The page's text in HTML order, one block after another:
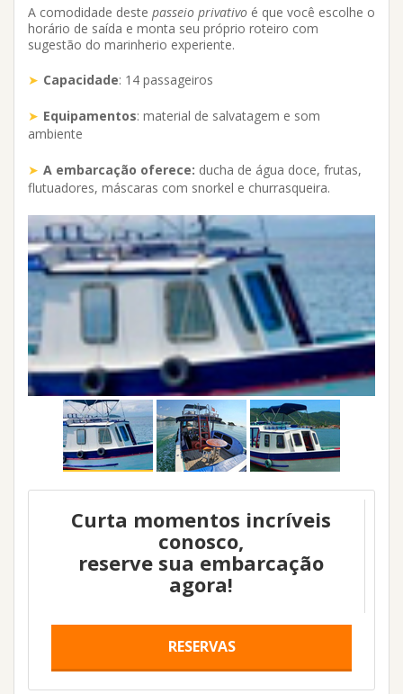
A comodidade deste passeio privativo é que você escolhe o
horário de saída e monta seu próprio roteiro com
sugestão do marinherio experiente.
Capacidade: 14 passageiros
Equipamentos: material de salvatagem e som
ambiente
A embarcação oferece: ducha de água doce, frutas,
flutuadores, máscaras com snorkel e churrasqueira.
Curta momentos incríveis
conosco,
reserve sua embarcação
agora!
RESERVAS